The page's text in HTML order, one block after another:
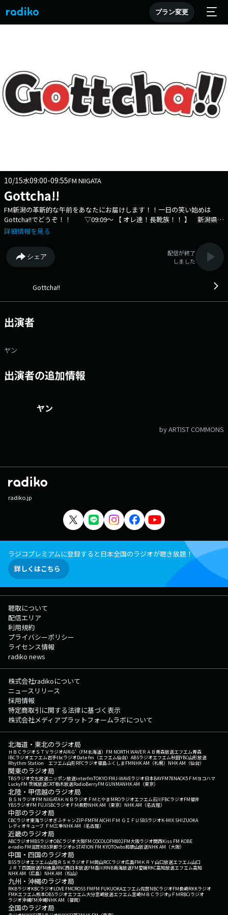
プラン変更
10/15水09:00-09:55FM NIIGATA
Gottcha!!
FM新潟の革新的な午前をあなたにお届けします！！一日の笑い始めは
Gottcha!!でどうぞ！！ ▽09:09〜 【 オレ達！長靴族！！ 】 新潟県内
で農業／漁業／林業などを中心に、今日も汗をかきながら働く方に生電話
気にする企画をお届け！FM-NIIGATAパーソナリティの意外な一面も見られ
るかも！？ ▽09:48〜 【 Traffic Information 】 交通情報
▽09:51〜 【 Weather Report 】 天気予報 番組Webサイト：
https://www.fmniigata.com/program/51/request_message/1565 X
詳細情報を見る
シェア
配信が終了
しました
Gottcha!!
出演者
ヤン
出演者の追加情報
ヤン
by ARTIST COMMONS
radiko.jp
ラジコプレミアムに登録すると日本全国のラジオが聴き放題！
詳しくはこちら
聴取について
配信エリア
利用規約
プライバシーポリシー
ライセンス情報
radiko news
株式会社radikoについて
ニュースリリース
採用情報
特定商取引に関する法律に基づく表示
株式会社メディアプラットフォームラボについて
北海道・東北のラジオ局
ＨＢＣラジオＳＴＶラジオAIR-G'（FM北海道） FM NORTH WAVEＲＡＢ青森放送エフエム青森
IBCラジオエフエム岩手tbcラジオDate fm（エフエム仙台） ABSラジオエフエム秋田YBC山形放送
Rhythm Station エフエム山形RFCラジオ福島ふくしまFMNHK AM（札幌） NHK AM（仙台）
関東のラジオ局
TBSラジオ文化放送ニッポン放送interfmTOKYO FMJ-WAVEラジオ日本BAYFM78NACK5 ＦＭヨコハマ
LuckyFM 茨城放送CRT栃木放送RadioBerryFM GUNMANHK AM（東京）
北陸・甲信越のラジオ局
ＢＳＮラジオFM NIIGATAＫＮＢラジオ ＦＭとやまMROラジオエフエム石川FBCラジオFM福井
YBSラジオFM FUJISBCラジオ ＦＭ長野NHK AM（東京） NHK AM（名古屋）
中部のラジオ局
CBCラジオ東海ラジオぎふチャンZIP-FMFM AICHI ＦＭ ＧＩＦＵ SBSラジオK-MIX SHIZUOKA
レディオキューブ ＦＭ三重NHK AM（名古屋）
近畿のラジオ局
ABCラジオMBSラジオOBCラジオ大阪FM COCOLOFM802FM大阪ラジオ関西Kiss FM KOBE
e-radio FM滋賀KBS京都ラジオα-STATION FM KYOTOwbs和歌山放送NHK AM（大阪）
中国・四国のラジオ局
BSSラジオエフエム山陰ＲＳＫラジオ ＦＭ岡山RCCラジオ広島FM ＫＲＹ山口放送エフエム山口
ＪＲＴ四国放送FM徳島RNC西日本放送FM香川RNB南海放送FM愛媛RKC高知放送エフエム高知
NHK AM（広島） NHK AM（松山）
九州・沖縄のラジオ局
RKBラジオKBCラジオLOVE FMCROSS FMFM FUKUOKAエフエム佐賀NBCラジオFM長崎RKKラジオ
FMKエフエム熊本OBSラジオエフエム大分宮崎放送エフエム宮崎ＭＢＣラジオμＦＭRBCiラジオ
ラジオ沖縄FM沖縄NHK AM（福岡）
全国のラジオ局